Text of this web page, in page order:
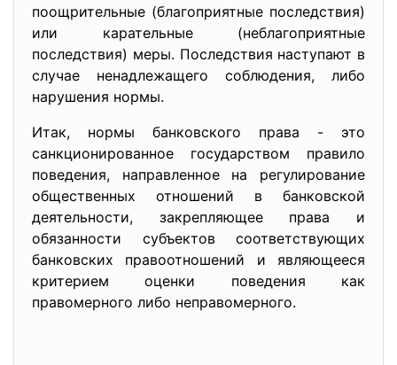
поощрительные (благоприятные последствия)
или карательные (неблагоприятные
последствия) меры. Последствия наступают в
случае ненадлежащего соблюдения, либо
нарушения нормы.
Итак, нормы банковского права - это
санкционированное государством правило
поведения, направленное на регулирование
общественных отношений в банковской
деятельности, закрепляющее права и
обязанности субъектов соответствующих
банковских правоотношений и являющееся
критерием оценки поведения как
правомерного либо неправомерного.